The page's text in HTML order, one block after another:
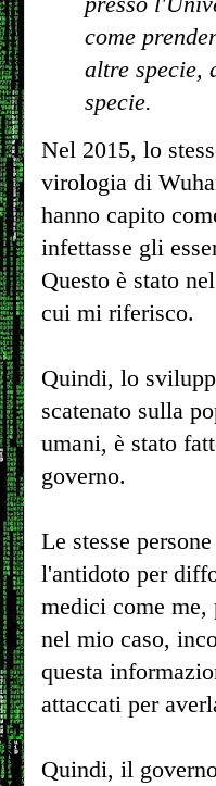
come
altre specie,
specie.
Nel 2015, lo
virologia di
hanno capito
infettasse gli
Questo è stato
cui mi riferisco.
Quindi, lo
scatenato sulla
umani, è stato
governo.
Le stesse
l'antidoto per
medici come me,
nel mio caso,
questa
attaccati per
Quindi, il